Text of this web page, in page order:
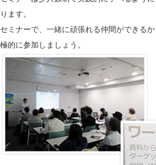
ります。
セミナーで、一緒に頑張れる仲間ができる
極的に参加しましょう。